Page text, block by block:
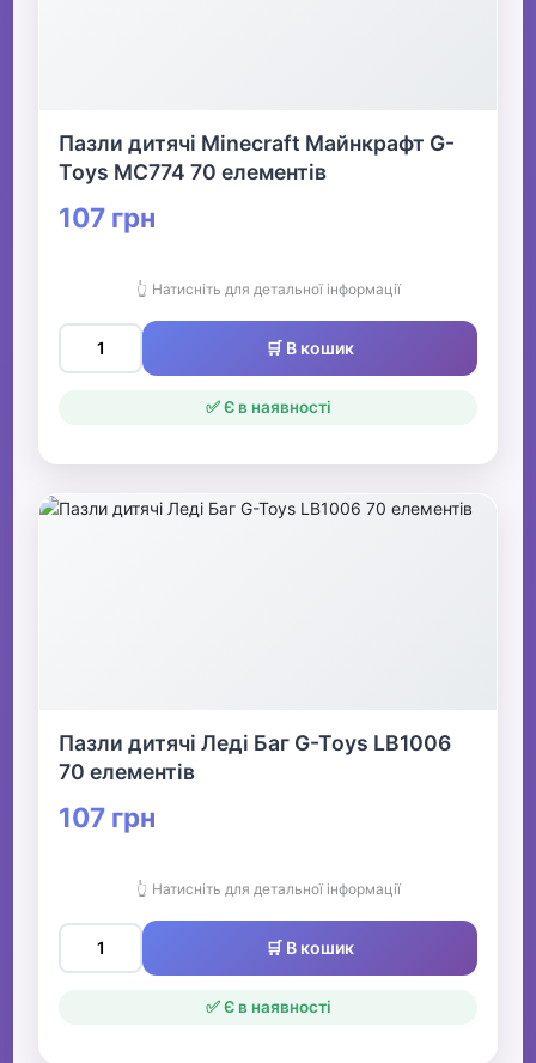
Пазли дитячі Minecraft Майнкрафт G-
Toys MC774 70 елементів
107 грн
👆 Натисніть для детальної інформації
🛒 В кошик
✅ Є в наявності
Пазли дитячі Леді Баг G-Toys LB1006
70 елементів
107 грн
👆 Натисніть для детальної інформації
🛒 В кошик
✅ Є в наявності